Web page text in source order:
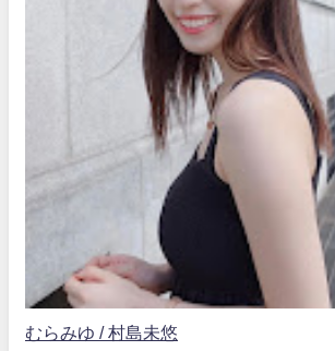
むらみゆ / 村島未悠